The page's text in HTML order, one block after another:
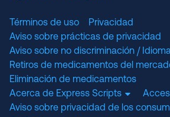
Términos de uso
Privacidad
Aviso sobre prácticas de privacidad
Aviso sobre no discriminación /
Retiros de medicamentos del
Eliminación de medicamentos
Acerca de Express Scripts
Aviso sobre privacidad de los